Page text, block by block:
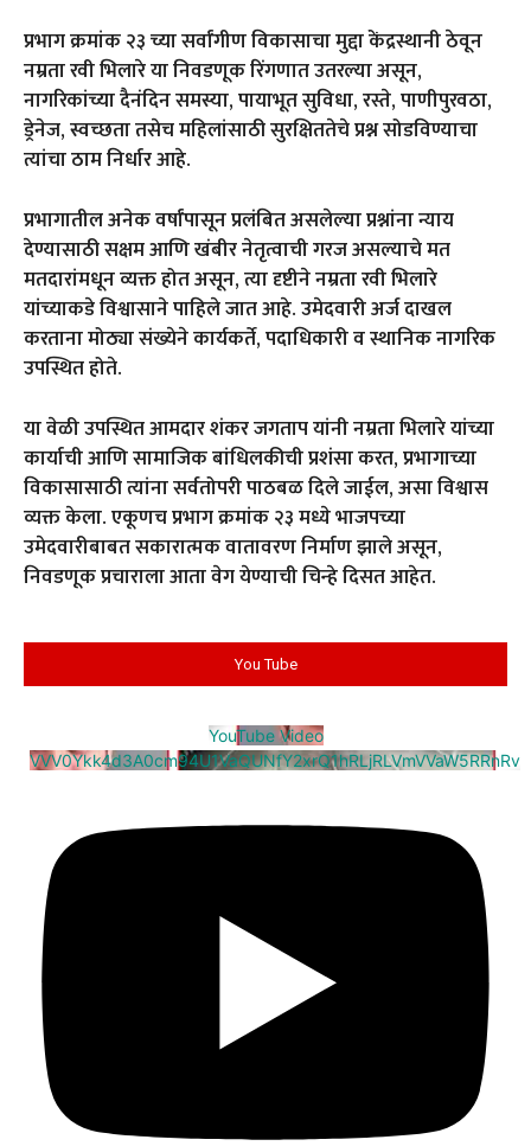
प्रभाग क्रमांक २३ च्या सर्वांगीण विकासाचा मुद्दा केंद्रस्थानी ठेवून
नम्रता रवी भिलारे या निवडणूक रिंगणात उतरल्या असून,
नागरिकांच्या दैनंदिन समस्या, पायाभूत सुविधा, रस्ते, पाणीपुरवठा,
ड्रेनेज, स्वच्छता तसेच महिलांसाठी सुरक्षिततेचे प्रश्न सोडविण्याचा
त्यांचा ठाम निर्धार आहे.
प्रभागातील अनेक वर्षांपासून प्रलंबित असलेल्या प्रश्नांना न्याय
देण्यासाठी सक्षम आणि खंबीर नेतृत्वाची गरज असल्याचे मत
मतदारांमधून व्यक्त होत असून, त्या दृष्टीने नम्रता रवी भिलारे
यांच्याकडे विश्वासाने पाहिले जात आहे. उमेदवारी अर्ज दाखल
करताना मोठ्या संख्येने कार्यकर्ते, पदाधिकारी व स्थानिक नागरिक
उपस्थित होते.
या वेळी उपस्थित आमदार शंकर जगताप यांनी नम्रता भिलारे यांच्या
कार्याची आणि सामाजिक बांधिलकीची प्रशंसा करत, प्रभागाच्या
विकासासाठी त्यांना सर्वतोपरी पाठबळ दिले जाईल, असा विश्वास
व्यक्त केला. एकूणच प्रभाग क्रमांक २३ मध्ये भाजपच्या
उमेदवारीबाबत सकारात्मक वातावरण निर्माण झाले असून,
निवडणूक प्रचाराला आता वेग येण्याची चिन्हे दिसत आहेत.
You Tube
YouTube Video
VVV0Ykk4d3A0cm94U1VaQUNfY2xrQ1hRLjRLVmVVaW5RRnRv